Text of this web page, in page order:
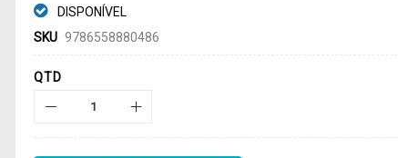
DISPONÍVEL
SKU 9786558880486
QTD